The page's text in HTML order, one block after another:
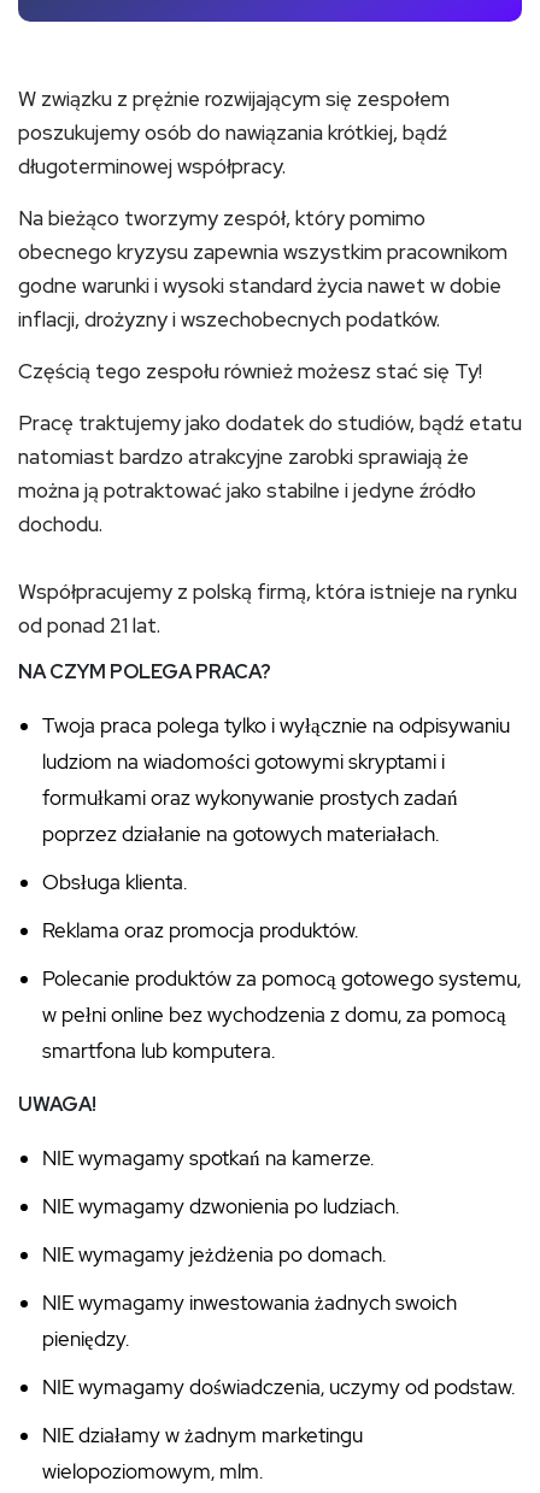
W związku z prężnie rozwijającym się zespołem
poszukujemy osób do nawiązania krótkiej, bądź
długoterminowej współpracy.
Na bieżąco tworzymy zespół, który pomimo
obecnego kryzysu zapewnia wszystkim pracownikom
godne warunki i wysoki standard życia nawet w dobie
inflacji, drożyzny i wszechobecnych podatków.
Częścią tego zespołu również możesz stać się Ty!
Pracę traktujemy jako dodatek do studiów, bądź etatu
natomiast bardzo atrakcyjne zarobki sprawiają że
można ją potraktować jako stabilne i jedyne źródło
dochodu.
Współpracujemy z polską firmą, która istnieje na rynku
od ponad 21 lat.
NA CZYM POLEGA PRACA?
Twoja praca polega tylko i wyłącznie na odpisywaniu
ludziom na wiadomości gotowymi skryptami i
formułkami oraz wykonywanie prostych zadań
poprzez działanie na gotowych materiałach.
Obsługa klienta.
Reklama oraz promocja produktów.
Polecanie produktów za pomocą gotowego systemu,
w pełni online bez wychodzenia z domu, za pomocą
smartfona lub komputera.
UWAGA!
NIE wymagamy spotkań na kamerze.
NIE wymagamy dzwonienia po ludziach.
NIE wymagamy jeżdżenia po domach.
NIE wymagamy inwestowania żadnych swoich
pieniędzy.
NIE wymagamy doświadczenia, uczymy od podstaw.
NIE działamy w żadnym marketingu
wielopoziomowym, mlm.